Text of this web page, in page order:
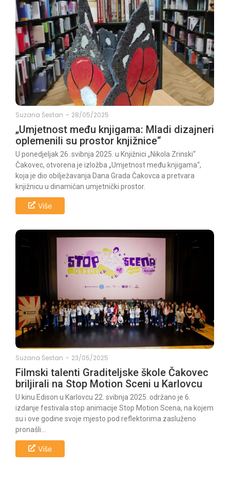
Suzana Šestan - 28/05/2025
„Umjetnost među knjigama: Mladi dizajneri
oplemenili su prostor knjižnice“
U ponedjeljak 26. svibnja 2025. u Knjižnici „Nikola Zrinski“
Čakovec, otvorena je izložba „Umjetnost među knjigama“,
koja je dio obilježavanja Dana Grada Čakovca a pretvara
knjižnicu u dinamičan umjetnički prostor.
Više
Suzana Šestan - 23/05/2025
Filmski talenti Graditeljske škole Čakovec
briljirali na Stop Motion Sceni u Karlovcu
U kinu Edison u Karlovcu 22. svibnja 2025. održano je 6.
izdanje festivala stop animacije Stop Motion Scena, na kojem
su i ove godine svoje mjesto pod reflektorima zasluženo
pronašli...
Više